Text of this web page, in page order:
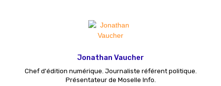
Jonathan Vaucher
Chef d'édition numérique. Journaliste référent politique.
Présentateur de Moselle Info.